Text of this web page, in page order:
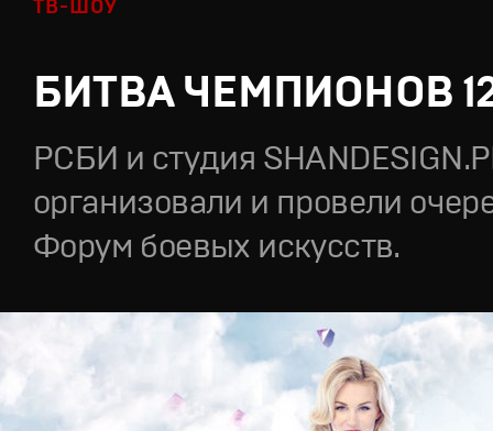
ТВ-ШОУ
БИТВА ЧЕМПИОНОВ
РСБИ и студия
организовали и провели
Форум боевых искусств.